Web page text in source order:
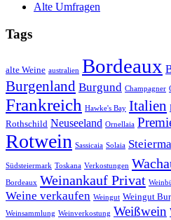
Alte Umfragen
Tags
alte Weine australien Bordeaux
Burgenland Burgund Champagner
Frankreich Hawke's Bay Italien
Rothschild Neuseeland Ornellaia
Rotwein Sassicaia Solaia
Südsteiermark Toskana Verkostungen
Bordeaux Weinankauf Privat
Weine verkaufen Weingut Weingut
Weinsammlung Weinverkostung Weißwein